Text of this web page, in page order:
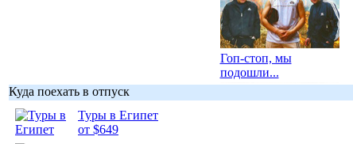
Гоп-стоп, мы
подошли...
Куда поехать в отпуск
Туры в Египет
от $649